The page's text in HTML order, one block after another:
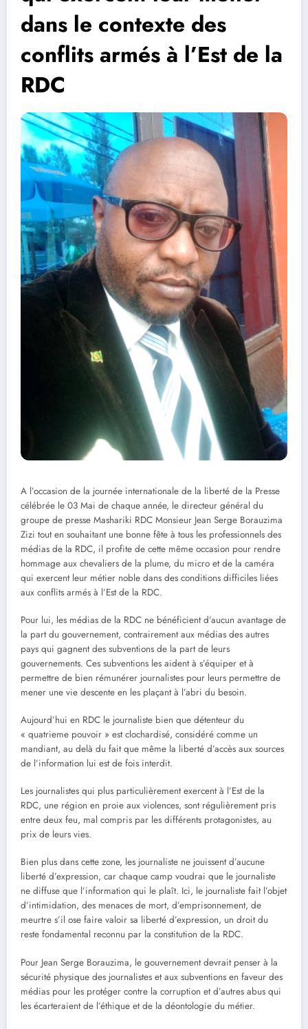
dans le contexte des
conflits armés à l’Est de la
RDC
A l’occasion de la journée internationale de la liberté de la Presse
célébrée le 03 Mai de chaque année, le directeur général du
groupe de presse Mashariki RDC Monsieur Jean Serge Borauzima
Zizi tout en souhaitant une bonne fête à tous les professionnels des
médias de la RDC, il profite de cette même occasion pour rendre
hommage aux chevaliers de la plume, du micro et de la caméra
qui exercent leur métier noble dans des conditions difficiles liées
aux conflits armés à l’Est de la RDC.
Pour lui, les médias de la RDC ne bénéficient d’aucun avantage de
la part du gouvernement, contrairement aux médias des autres
pays qui gagnent des subventions de la part de leurs
gouvernements. Ces subventions les aident à s’équiper et à
permettre de bien rémunérer journalistes pour leurs permettre de
mener une vie descente en les plaçant à l’abri du besoin.
Aujourd’hui en RDC le journaliste bien que détenteur du
« quatrieme pouvoir » est clochardisé, considéré comme un
mandiant, au delà du fait que même la liberté d’accès aux sources
de l’information lui est de fois interdit.
Les journalistes qui plus particulièrement exercent à l’Est de la
RDC, une région en proie aux violences, sont régulièrement pris
entre deux feu, mal compris par les différents protagonistes, au
prix de leurs vies.
Bien plus dans cette zone, les journaliste ne jouissent d’aucune
liberté d’expression, car chaque camp voudrai que le journaliste
ne diffuse que l’information qui le plaît. Ici, le journaliste fait l’objet
d’intimidation, des menaces de mort, d’emprisonnement, de
meurtre s’il ose faire valoir sa liberté d’expression, un droit du
reste fondamental reconnu par la constitution de la RDC.
Pour Jean Serge Borauzima, le gouvernement devrait penser à la
sécurité physique des journalistes et aux subventions en faveur des
médias pour les protéger contre la corruption et d’autres abus qui
les écarteraient de l’éthique et de la déontologie du métier.